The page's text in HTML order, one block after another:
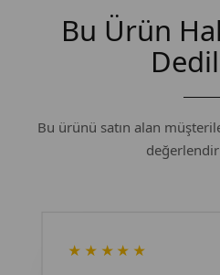
Bu Ürün
Bu ürünü satın alan
★★★★★